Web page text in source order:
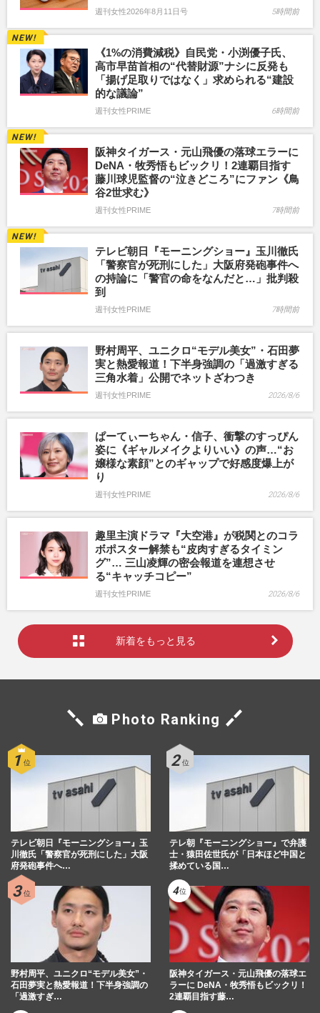
週刊女性2026年8月11日号 5時間前
《1%の消費減税》自民党・小渕優子氏、
高市早苗首相の“代替財源”ナシに反発も
「揚げ足取りではなく」求められる“建設
的な議論”
週刊女性PRIME 6時間前
阪神タイガース・元山飛優の落球エラーに
DeNA・牧秀悟もビックリ！2連覇目指す
藤川球児監督の“泣きどころ”にファン《鳥
谷2世求む》
週刊女性PRIME 7時間前
テレビ朝日『モーニングショー』玉川徹氏
「警察官が死刑にした」大阪府発砲事件へ
の持論に「警官の命をなんだと…」批判殺
到
週刊女性PRIME 7時間前
野村周平、ユニクロ“モデル美女”・石田夢
実と熱愛報道！下半身強調の「過激すぎる
三角水着」公開でネットざわつき
週刊女性PRIME 2026/8/6
ぱーてぃーちゃん・信子、衝撃のすっぴん
姿に《ギャルメイクよりいい》の声…“お
嬢様な素顔”とのギャップで好感度爆上が
り
週刊女性PRIME 2026/8/6
趣里主演ドラマ『大空港』が税関とのコラ
ボポスター解禁も“皮肉すぎるタイミン
グ”… 三山凌輝の密会報道を連想させ
る“キャッチコピー”
週刊女性PRIME 2026/8/6
新着をもっと見る
Photo Ranking
テレビ朝日『モーニングショー』玉
川徹氏「警察官が死刑にした」大阪
府発砲事件へ…
テレ朝『モーニングショー』で弁護
士・猿田佐世氏が「日本ほど中国と
揉めている国…
野村周平、ユニクロ“モデル美女”・
石田夢実と熱愛報道！下半身強調の
「過激すぎ…
阪神タイガース・元山飛優の落球エ
ラーに DeNA・牧秀悟もビックリ！
2連覇目指す藤…